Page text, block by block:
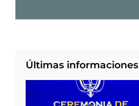
Últimas informaciones